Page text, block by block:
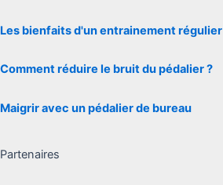
Les bienfaits d'un entrainement régulier
Comment réduire le bruit du pédalier ?
Maigrir avec un pédalier de bureau
Partenaires